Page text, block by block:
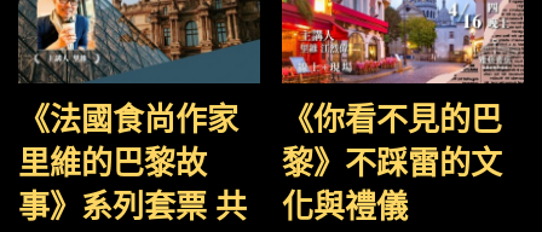
《法國食尚作家
里維的巴黎故
事》系列套票 共
《你看不見的巴
黎》不踩雷的文
化與禮儀